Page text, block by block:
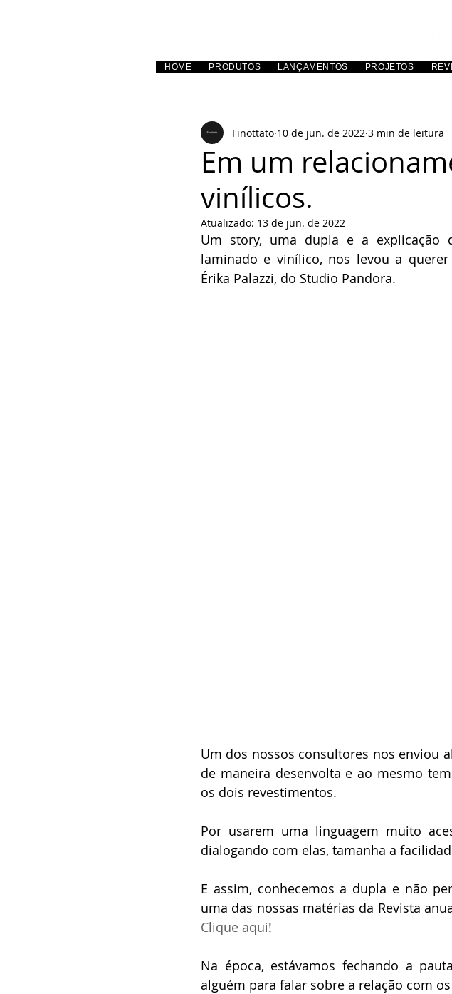
HOME PRODUTOS LANÇAMENTOS PROJETOS
Em um
vinílicos.
Finottato 10 de jun. de 2022 3 min de leitura
Atualizado: 13 de jun. de 2022
Um story, uma dupla e a
laminado e vinílico, nos levou a
Érika Palazzi, do Studio Pandora.
Um dos nossos consultores nos enviou
de maneira desenvolta e ao mesmo
os dois revestimentos.
Por usarem uma linguagem muito
dialogando com elas, tamanha a
E assim, conhecemos a dupla e não
Clique aqui!
Na época, estávamos fechando a
alguém para falar sobre a relação com